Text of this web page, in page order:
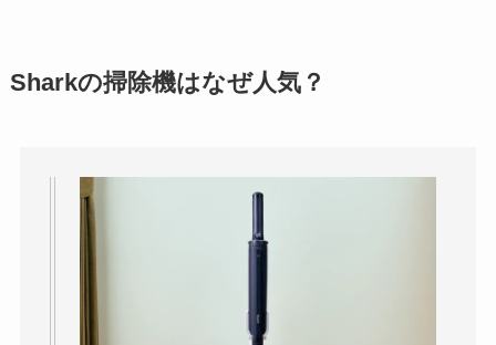
を紹介！
気？安く買う方法も
理由は？3つの理由と
Sharkの掃除機はなぜ人気？